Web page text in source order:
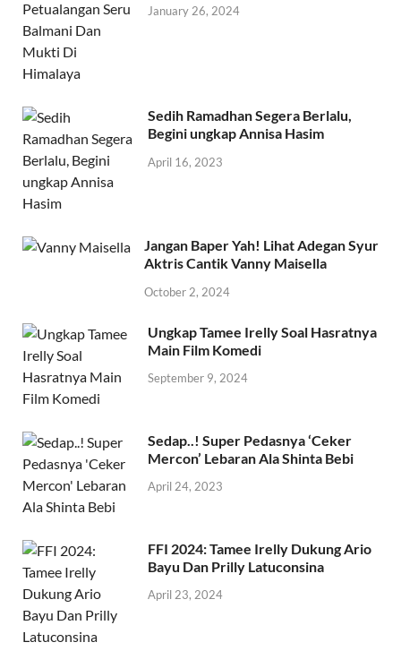
January 26, 2024
Sedih Ramadhan Segera Berlalu,
Begini ungkap Annisa Hasim
April 16, 2023
Jangan Baper Yah! Lihat Adegan Syur
Aktris Cantik Vanny Maisella
October 2, 2024
Ungkap Tamee Irelly Soal Hasratnya
Main Film Komedi
September 9, 2024
Sedap..! Super Pedasnya ‘Ceker
Mercon’ Lebaran Ala Shinta Bebi
April 24, 2023
FFI 2024: Tamee Irelly Dukung Ario
Bayu Dan Prilly Latuconsina
April 23, 2024